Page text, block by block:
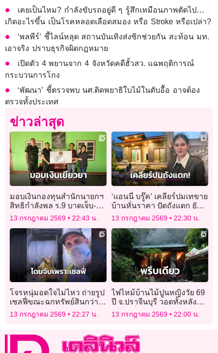
เคยเป็นไหม? กำลังขับรถอยู่ดี ๆ รู้สึกเหมือนภาพตัดไป…
เกิดอะไรขึ้น เป็นโรคหลอดเลือดสมอง หรือ Stroke หรือเปล่า?
‘พลพีร์’ ชี้ไลน์หลุด สถานบันเทิงส่งซิกช่วยกัน สะท้อน มท.
เอาจริง ปราบธุรกิจผิดกฎหมาย
เปิดตัว 4 พยานจาก 4 จังหวัดคดีฮั้วสว. แฉพฤติการณ์
กระบวนการโกง
‘พัฒนา’ ชี้ตรวจพบ นศ.ติดพยาธิใบไม้ในตับอื้อ อาจต้อง
ตรวจทั้งประเทศ
ข่าวล่าสุด
มอบเงินกองทุนสำนักนายกฯ
สิทธิกำลังพล ร.9 บาดเจ็บ-
เสียชีวิต เหตุซุ่มยิงชายแดน
ไทย-กัมพูชา
13 กรกฎาคม 2569 22:43 น.
‘แอนนี่ บรู๊ค’ เคลียร์ปมเทขาย
บ้านหั่นราคา ปัดถังแตก ยัน
งานออนไลน์ยังปัง
13 กรกฎาคม 2569 22:30 น.
โจรหนุ่มอดใจไม่ไหว ถ่ายรูป
เซลฟี่ขณะฉกทรัพย์สินกว่า 3
ล้าน โดนตำรวจตามรอยจน
13 กรกฎาคม 2569 22:27 น.
ไฟไหม้บ้านไม้ปูนหญิงวัย 69
ปี จ.ปราจีนบุรี วอดทั้งหลัง
เจ้าตัวนั่งอยู่หน้าบ้านรอด
หวุดหวิด
13 กรกฎาคม 2569 22:00 น.